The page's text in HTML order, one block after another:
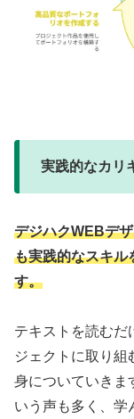
実践的なカリ
デジハクWEBデ
も実践的なスキル
す。
テキストを読むだ
ジェクトに取り組
身についていきま
いう声も多く、学